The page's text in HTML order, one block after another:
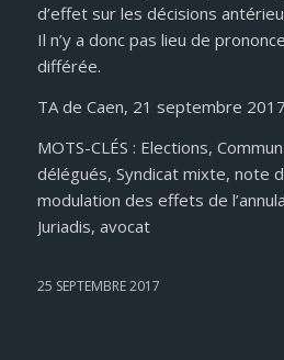
d’effet sur les décisions
Il n’y a donc pas lieu de
différée.
TA de Caen, 21 septembre
MOTS-CLÉS : Elections,
délégués, Syndicat mixte, note
modulation des effets de
Juriadis, avocat
25 SEPTEMBRE 2017